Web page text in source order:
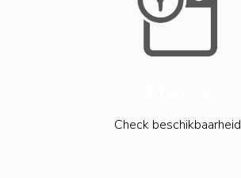
Check beschikbaarheid